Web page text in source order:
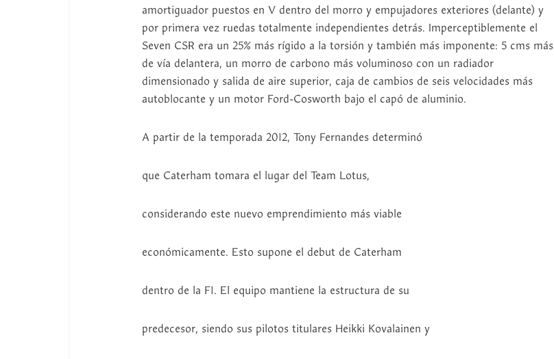
amortiguador puestos en V dentro del morro y empujadores exteriores (delante) y
por primera vez ruedas totalmente independientes detrás. Imperceptiblemente el
Seven CSR era un 25% más rígido a la torsión y también más imponente: 5 cms más
de vía delantera, un morro de carbono más voluminoso con un radiador
dimensionado y salida de aire superior, caja de cambios de seis velocidades más
autoblocante y un motor Ford-Cosworth bajo el capó de aluminio.
A partir de la temporada 2012, Tony Fernandes determinó
que Caterham tomara el lugar del Team Lotus,
considerando este nuevo emprendimiento más viable
económicamente. Esto supone el debut de Caterham
dentro de la F1. El equipo mantiene la estructura de su
predecesor, siendo sus pilotos titulares Heikki Kovalainen y